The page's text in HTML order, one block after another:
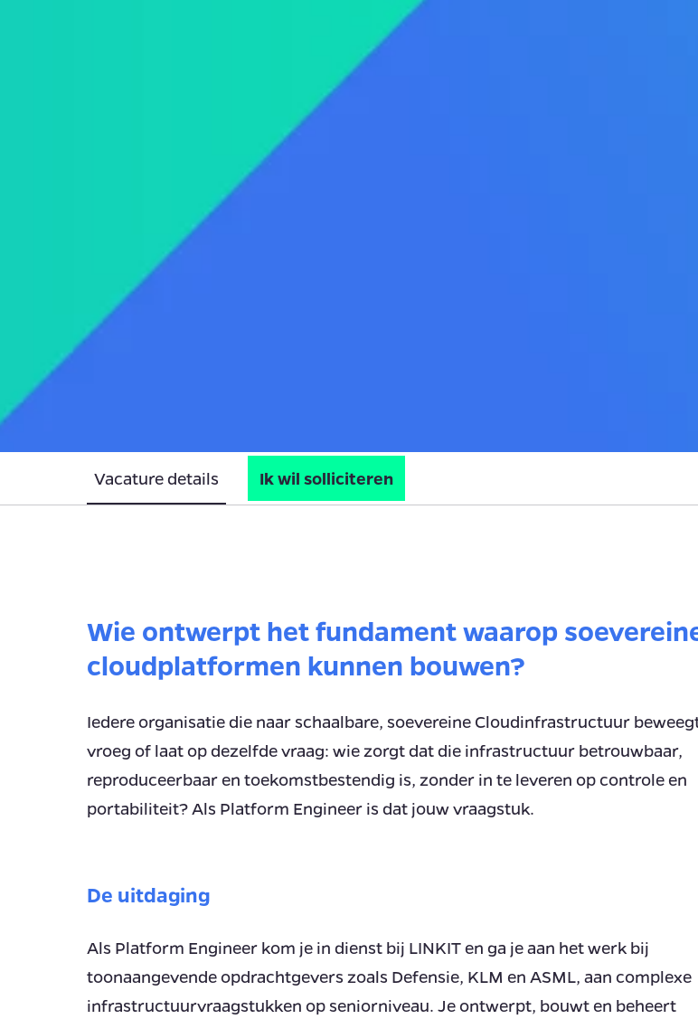
Vacature details Ik wil solliciteren
Wie ontwerpt het fundament waarop
cloudplatformen kunnen bouwen?
Iedere organisatie die naar schaalbare, soevereine Cloudinfrastructuur
vroeg of laat op dezelfde vraag: wie zorgt dat die infrastructuur betrouwbaar,
reproduceerbaar en toekomstbestendig is, zonder in te leveren op controle en
portabiliteit? Als Platform Engineer is dat jouw vraagstuk.
De uitdaging
Als Platform Engineer kom je in dienst bij LINKIT en ga je aan het werk bij
toonaangevende opdrachtgevers zoals Defensie, KLM en ASML, aan complexe
infrastructuurvraagstukken op seniorniveau. Je ontwerpt, bouwt en beheert